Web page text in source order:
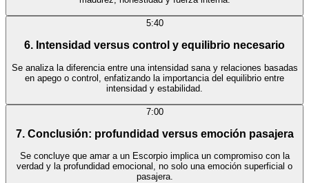
5:40
6. Intensidad versus control y equilibrio necesario
Se analiza la diferencia entre una intensidad sana y relaciones basadas
en apego o control, enfatizando la importancia del equilibrio entre
intensidad y estabilidad.
7:00
7. Conclusión: profundidad versus emoción pasajera
Se concluye que amar a un Escorpio implica un compromiso con la
verdad y la profundidad emocional, no solo una emoción superficial o
pasajera.